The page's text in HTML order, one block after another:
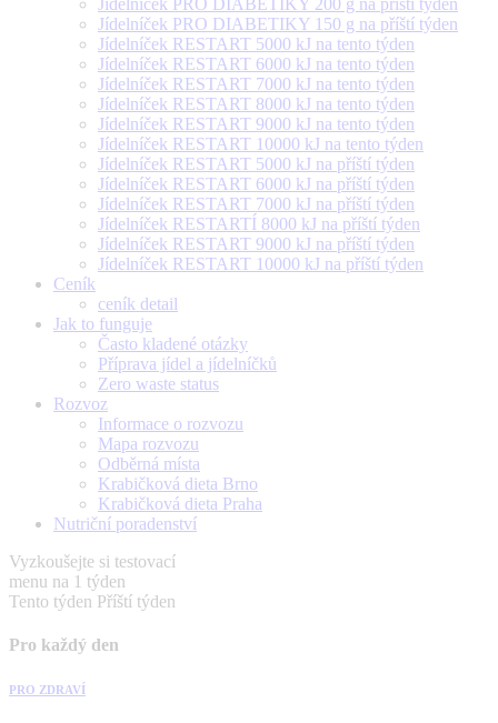
Jídelníček PRO DIABETIKY 200 g na příští týden
Jídelníček PRO DIABETIKY 150 g na příští týden
Jídelníček RESTART 5000 kJ na tento týden
Jídelníček RESTART 6000 kJ na tento týden
Jídelníček RESTART 7000 kJ na tento týden
Jídelníček RESTART 8000 kJ na tento týden
Jídelníček RESTART 9000 kJ na tento týden
Jídelníček RESTART 10000 kJ na tento týden
Jídelníček RESTART 5000 kJ na příští týden
Jídelníček RESTART 6000 kJ na příští týden
Jídelníček RESTART 7000 kJ na příští týden
Jídelníček RESTARTÍ 8000 kJ na příští týden
Jídelníček RESTART 9000 kJ na příští týden
Jídelníček RESTART 10000 kJ na příští týden
Ceník
ceník detail
Jak to funguje
Často kladené otázky
Příprava jídel a jídelníčků
Zero waste status
Rozvoz
Informace o rozvozu
Mapa rozvozu
Odběrná místa
Krabičková dieta Brno
Krabičková dieta Praha
Nutriční poradenství
Vyzkoušejte si testovací
menu na 1 týden
Tento týden Příští týden
Pro každý den
PRO ZDRAVÍ